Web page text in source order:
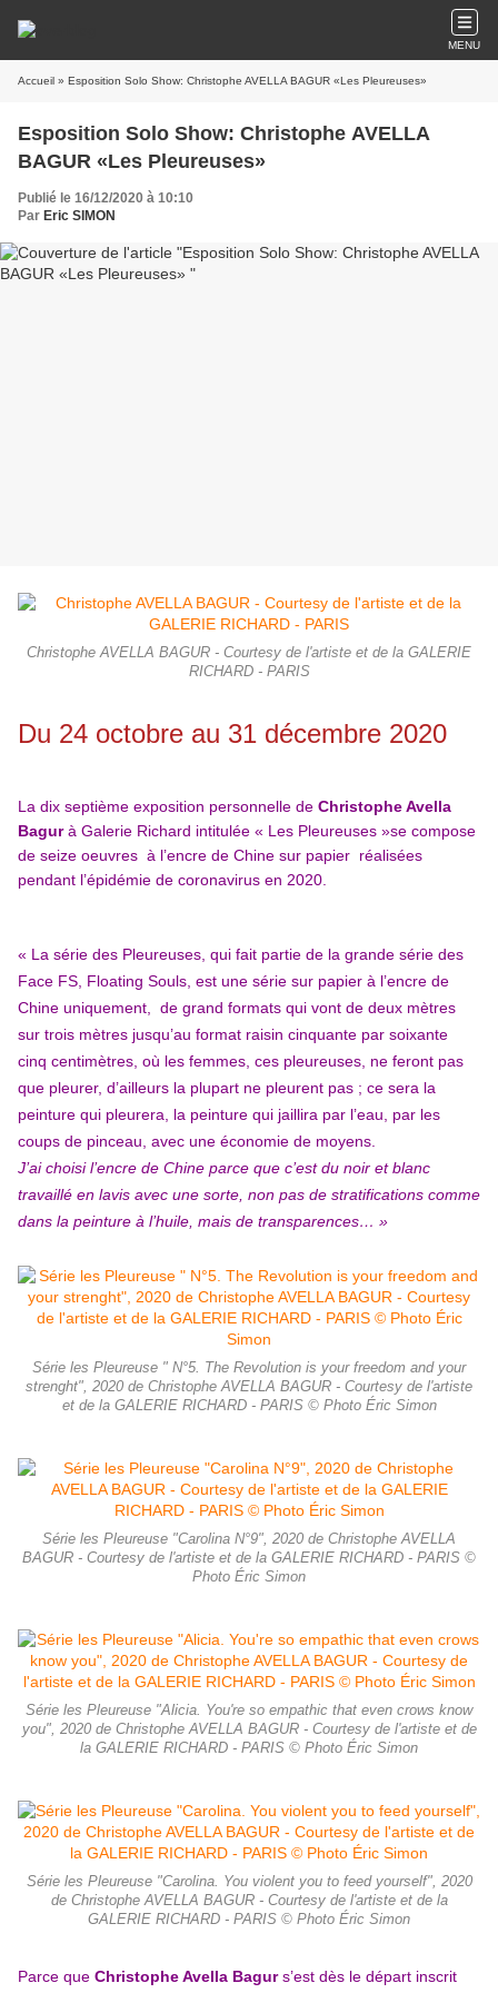
MENU
Accueil » Esposition Solo Show: Christophe AVELLA BAGUR «Les Pleureuses»
Esposition Solo Show: Christophe AVELLA
BAGUR «Les Pleureuses»
Publié le 16/12/2020 à 10:10
Par Eric SIMON
Christophe AVELLA BAGUR - Courtesy de l'artiste et de la GALERIE
RICHARD - PARIS
Du 24 octobre au 31 décembre 2020
La dix septième exposition personnelle de Christophe Avella
Bagurà Galerie Richard intitulée « Les Pleureuses »se compose
de seize oeuvres à l’encre de Chine sur papier réalisées
pendant l’épidémie de coronavirus en 2020.
« La série des Pleureuses, qui fait partie de la grande série des
Face FS, Floating Souls, est une série sur papier à l’encre de
Chine uniquement, de grand formats qui vont de deux mètres
sur trois mètres jusqu’au format raisin cinquante par soixante
cinq centimètres, où les femmes, ces pleureuses, ne feront pas
que pleurer, d’ailleurs la plupart ne pleurent pas ; ce sera la
peinture qui pleurera, la peinture qui jaillira par l’eau, par les
coups de pinceau, avec une économie de moyens.
J’ai choisi l’encre de Chine parce que c’est du noir et blanc
travaillé en lavis avec une sorte, non pas de stratifications comme
dans la peinture à l’huile, mais de transparences… »
Série les Pleureuse " N°5. The Revolution is your freedom and your
strenght", 2020 de Christophe AVELLA BAGUR - Courtesy de l'artiste
et de la GALERIE RICHARD - PARIS © Photo Éric Simon
Série les Pleureuse "Carolina N°9", 2020 de Christophe AVELLA
BAGUR - Courtesy de l'artiste et de la GALERIE RICHARD - PARIS ©
Photo Éric Simon
Série les Pleureuse "Alicia. You're so empathic that even crows know
you", 2020 de Christophe AVELLA BAGUR - Courtesy de l'artiste et de
la GALERIE RICHARD - PARIS © Photo Éric Simon
Série les Pleureuse "Carolina. You violent you to feed yourself", 2020
de Christophe AVELLA BAGUR - Courtesy de l'artiste et de la
GALERIE RICHARD - PARIS © Photo Éric Simon
Parce que Christophe Avella Bagurs’est dès le départ inscrit